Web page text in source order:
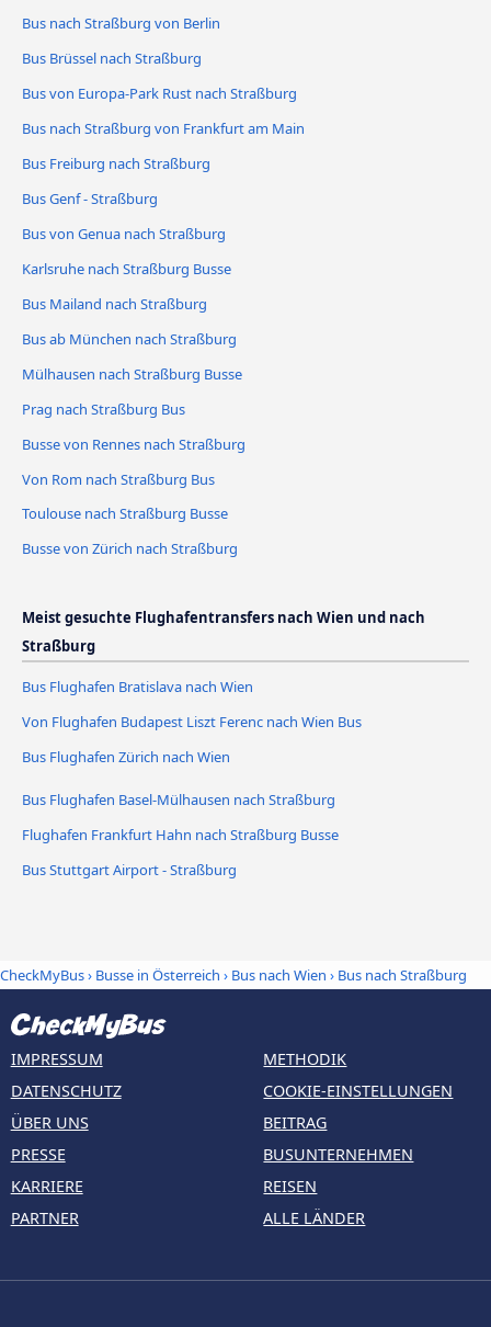
Bus nach Straßburg von Berlin
Bus Brüssel nach Straßburg
Bus von Europa-Park Rust nach Straßburg
Bus nach Straßburg von Frankfurt am Main
Bus Freiburg nach Straßburg
Bus Genf - Straßburg
Bus von Genua nach Straßburg
Karlsruhe nach Straßburg Busse
Bus Mailand nach Straßburg
Bus ab München nach Straßburg
Mülhausen nach Straßburg Busse
Prag nach Straßburg Bus
Busse von Rennes nach Straßburg
Von Rom nach Straßburg Bus
Toulouse nach Straßburg Busse
Busse von Zürich nach Straßburg
Meist gesuchte Flughafentransfers nach Wien und nach
Straßburg
Bus Flughafen Bratislava nach Wien
Von Flughafen Budapest Liszt Ferenc nach Wien Bus
Bus Flughafen Zürich nach Wien
Bus Flughafen Basel-Mülhausen nach Straßburg
Flughafen Frankfurt Hahn nach Straßburg Busse
Bus Stuttgart Airport - Straßburg
CheckMyBus› Busse in Österreich › Bus nach Wien › Bus nach Straßburg
IMPRESSUM
DATENSCHUTZ
ÜBER UNS
PRESSE
KARRIERE
PARTNER
METHODIK
COOKIE-EINSTELLUNGEN
BEITRAG
BUSUNTERNEHMEN
REISEN
ALLE LÄNDER